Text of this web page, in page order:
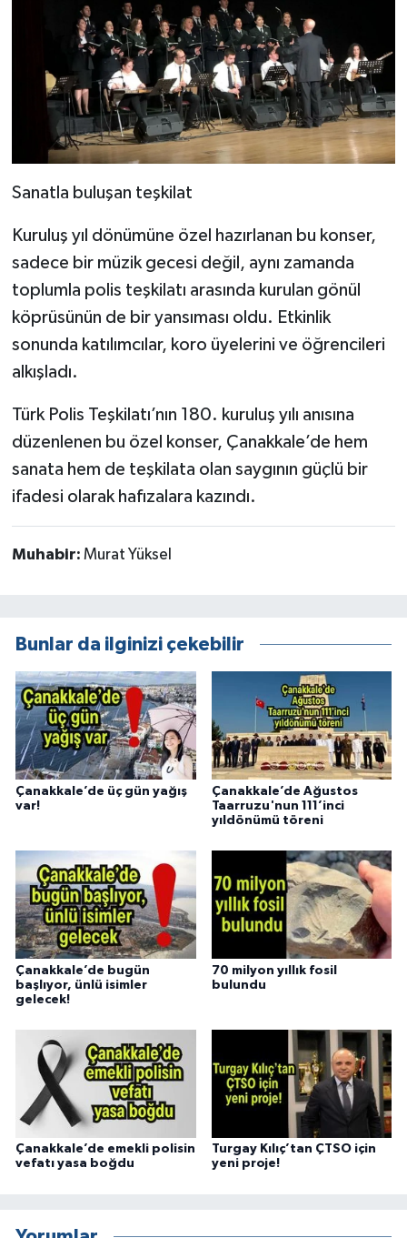
Sanatla buluşan teşkilat
Kuruluş yıl dönümüne özel hazırlanan bu konser,
sadece bir müzik gecesi değil, aynı zamanda
toplumla polis teşkilatı arasında kurulan gönül
köprüsünün de bir yansıması oldu. Etkinlik
sonunda katılımcılar, koro üyelerini ve öğrencileri
alkışladı.
Türk Polis Teşkilatı’nın 180. kuruluş yılı anısına
düzenlenen bu özel konser, Çanakkale’de hem
sanata hem de teşkilata olan saygının güçlü bir
ifadesi olarak hafızalara kazındı.
Muhabir: Murat Yüksel
Bunlar da ilginizi çekebilir
Çanakkale’de üç gün yağış
var!
Çanakkale’de Ağustos
Taarruzu'nun 111’inci
yıldönümü töreni
Çanakkale’de bugün
başlıyor, ünlü isimler
gelecek!
70 milyon yıllık fosil
bulundu
Çanakkale’de emekli polisin
vefatı yasa boğdu
Turgay Kılıç’tan ÇTSO için
yeni proje!